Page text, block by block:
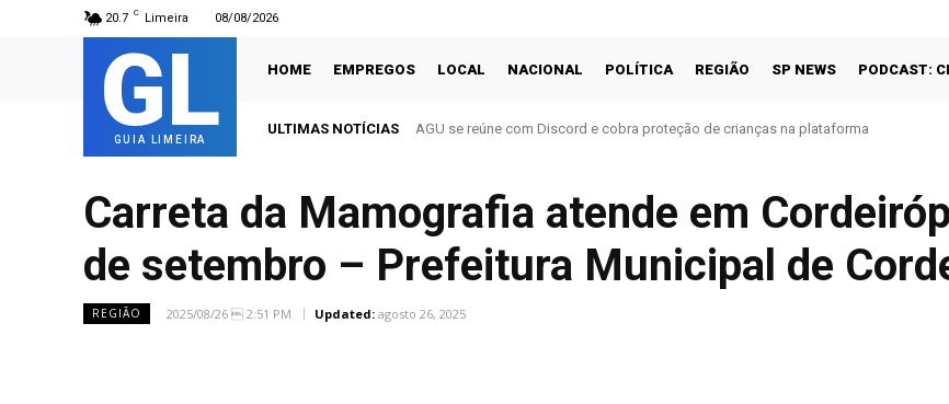
20.7 C Limeira 08/08/2026
GL
GUIA LIMEIRA
HOME EMPREGOS LOCAL NACIONAL POLÍTICA REGIÃO SP NEWS PODCAST:
ULTIMAS NOTÍCIAS AGU se reúne com Discord e cobra proteção de crianças na plataforma
Carreta da Mamografia atende em
de setembro – Prefeitura Municipal de
REGIÃO 2025/08/26  2:51 PM Updated: agosto 26, 2025